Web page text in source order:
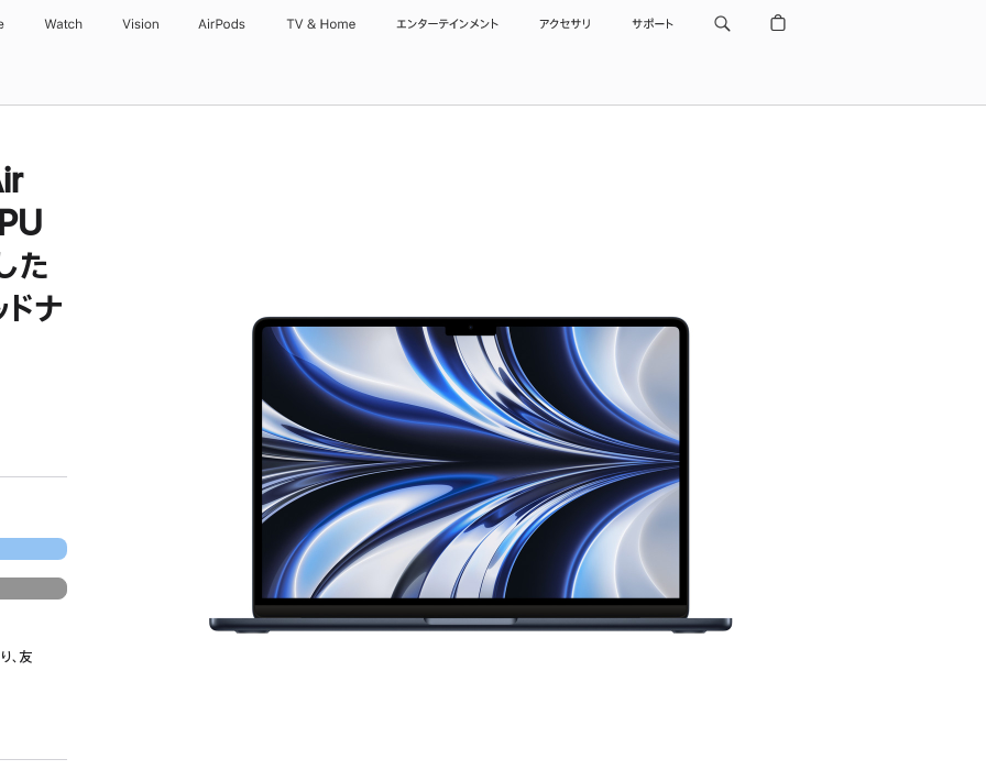
Watch Vision AirPods TV & Home エンターテインメント アクセサリ サポート
た
ナ
、友